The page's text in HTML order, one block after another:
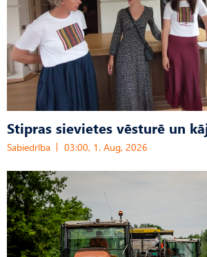
Stipras sievietes vēsturē un
Sabiedrība 03:00, 1. Aug, 2026